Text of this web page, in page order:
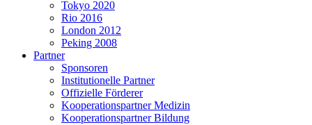
Tokyo 2020
Rio 2016
London 2012
Peking 2008
Partner
Sponsoren
Institutionelle Partner
Offizielle Förderer
Kooperationspartner Medizin
Kooperationspartner Bildung